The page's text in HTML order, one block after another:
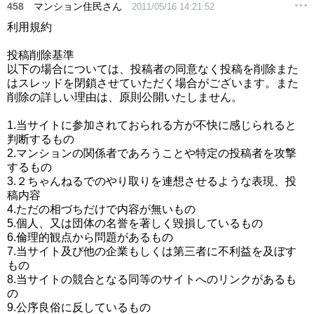
458 マンション住民さん 2011/05/16 14:21:52
利用規約
投稿削除基準
以下の場合については、投稿者の同意なく投稿を削除また
はスレッドを閉鎖させていただく場合がございます。また
削除の詳しい理由は、原則公開いたしません。
1.当サイトに参加されておられる方が不快に感じられると
判断するもの
2.マンションの関係者であろうことや特定の投稿者を攻撃
するもの
3.２ちゃんねるでのやり取りを連想させるような表現、投
稿内容
4.ただの相づちだけで内容が無いもの
5.個人、又は団体の名誉を著しく毀損しているもの
6.倫理的観点から問題があるもの
7.当サイト及び他の企業もしくは第三者に不利益を及ぼす
もの
8.当サイトの競合となる同等のサイトへのリンクがあるも
の
9.公序良俗に反しているもの